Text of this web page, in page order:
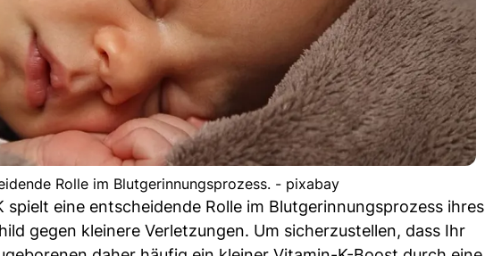
Rolle im Blutgerinnungsprozess. - pixabay
eine entscheidende Rolle im Blutgerinnungsprozess ihres
gegen kleinere Verletzungen. Um sicherzustellen, dass Ihr